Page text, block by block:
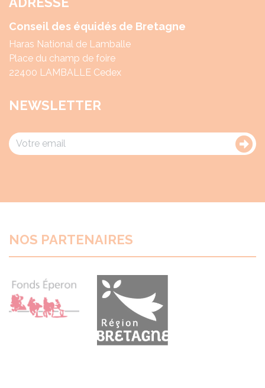
Conseil des équidés de Bretagne
Haras National de Lamballe
Place du champ de foire
22400 LAMBALLE Cedex
NEWSLETTER
NOS PARTENAIRES